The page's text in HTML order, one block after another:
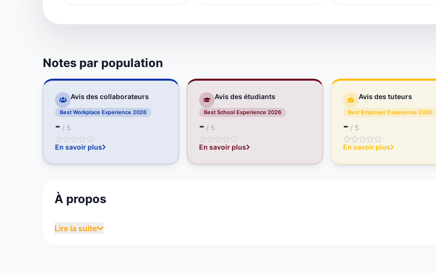
Notes par population
Avis des collaborateurs
Best Workplace Experience 2026
- / 5
En savoir plus
Avis des étudiants
Best School Experience 2026
- / 5
En savoir plus
Avis des tuteurs
Best Employer Experience 2026
- / 5
En savoir plus
À propos
Toulouse, Strasbourg et Paris. Elle forme les étudiants de post-bac à bac+5 aux attentes des métiers
Lire la suite